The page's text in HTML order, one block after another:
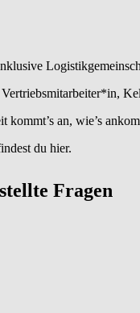
an, wie’s
du hier.
Fragen